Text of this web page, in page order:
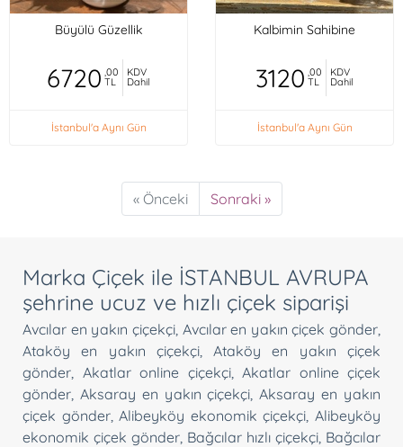
Büyülü Güzellik
6720 ,00
TL
KDV
Dahil
İstanbul'a Aynı Gün
Kalbimin Sahibine
3120 ,00
TL
KDV
Dahil
İstanbul'a Aynı Gün
« Önceki Sonraki »
Marka Çiçek ile İSTANBUL AVRUPA
şehrine ucuz ve hızlı çiçek siparişi
Avcılar en yakın çiçekçi, Avcılar en yakın çiçek gönder
Ataköy en yakın çiçekçi,Ataköy en yakın çiçek
gönder
Akatlar online çiçekçi, Akatlar online çiçek
gönder Aksaray en yakın çiçekçi ,Aksaray en yakın
çiçek gönder,Alibeyköy ekonomik çiçekçi ,Alibeyköy
ekonomik çiçek gönder Bağcılar hızlı çiçekçi Bağcılar